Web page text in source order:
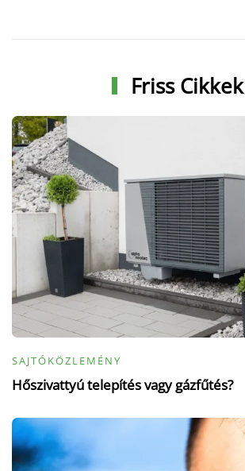
Friss Cikkek
SAJTÓKÖZLEMÉNY
Hőszivattyú telepítés vagy gázfűtés?